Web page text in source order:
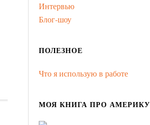
Интервью
Блог-шоу
ПОЛЕЗНОЕ
Что я использую в работе
МОЯ КНИГА ПРО АМЕРИКУ